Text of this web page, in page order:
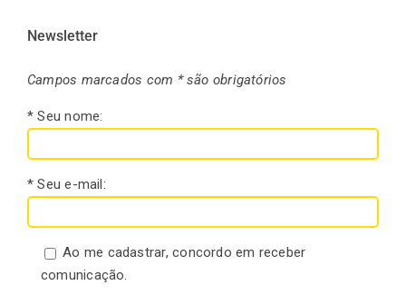
Newsletter
Campos marcados com * são obrigatórios
* Seu nome:
* Seu e-mail:
Ao me cadastrar, concordo em receber
comunicação.